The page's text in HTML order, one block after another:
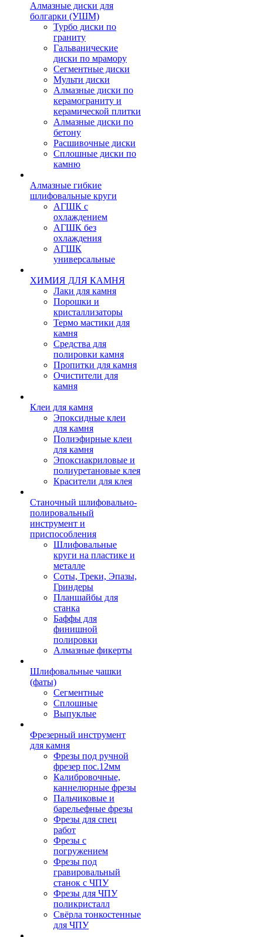
Алмазные диски для
болгарки (УШМ)
Турбо диски по
граниту
Гальванические
диски по мрамору
Сегментные диски
Мульти диски
Алмазные диски по
керамограниту и
керамической плитки
Алмазные диски по
бетону
Расшивочные диски
Сплошные диски по
камню
Алмазные гибкие
шлифовальные круги
АГШК с
охлаждением
АГШК без
охлаждения
АГШК
универсальные
ХИМИЯ ДЛЯ КАМНЯ
Лаки для камня
Порошки и
кристаллизаторы
Термо мастики для
камня
Средства для
полировки камня
Пропитки для камня
Очистители для
камня
Клеи для камня
Эпоксидные клеи
для камня
Полиэфирные клеи
для камня
Эпоксиакриловые и
полиуретановые клея
Красители для клея
Станочный шлифовально-
полировальный
инструмент и
приспособления
Шлифовальные
круги на пластике и
металле
Соты, Треки, Эпазы,
Гриндеры
Планшайбы для
станка
Баффы для
финишной
полировки
Алмазные фикерты
Шлифовальные чашки
(фаты)
Сегментные
Сплошные
Выпуклые
Фрезерный инструмент
для камня
Фрезы под ручной
фрезер пос.12мм
Калибровочные,
каннелюрные фрезы
Пальчиковые и
барельефные фрезы
Фрезы для спец
работ
Фрезы с
погружением
Фрезы под
гравировальный
станок с ЧПУ
Фрезы для ЧПУ
поликристалл
Свёрла тонкостенные
для ЧПУ